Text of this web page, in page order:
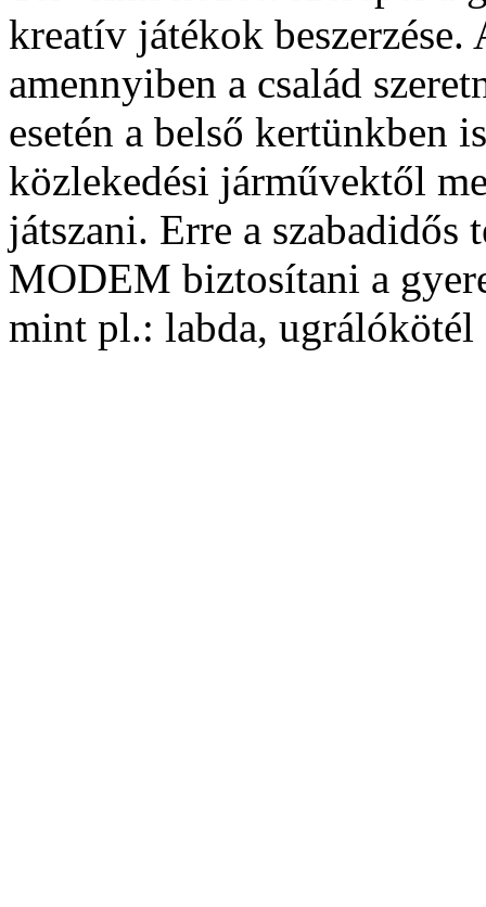
kreatív játékok
amennyiben a család
esetén a belső kertünkben
közlekedési járművektől
játszani. Erre a szabadidős
MODEM biztosítani a
mint pl.: labda, ugrálókötél